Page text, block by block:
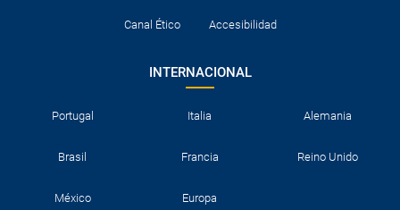
Canal Ético Accesibilidad
INTERNACIONAL
Portugal Italia Alemania
Brasil Francia Reino Unido
México Europa